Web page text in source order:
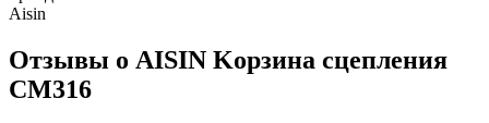
Aisin
Отзывы о AISIN Kорзина сцепления
CM316